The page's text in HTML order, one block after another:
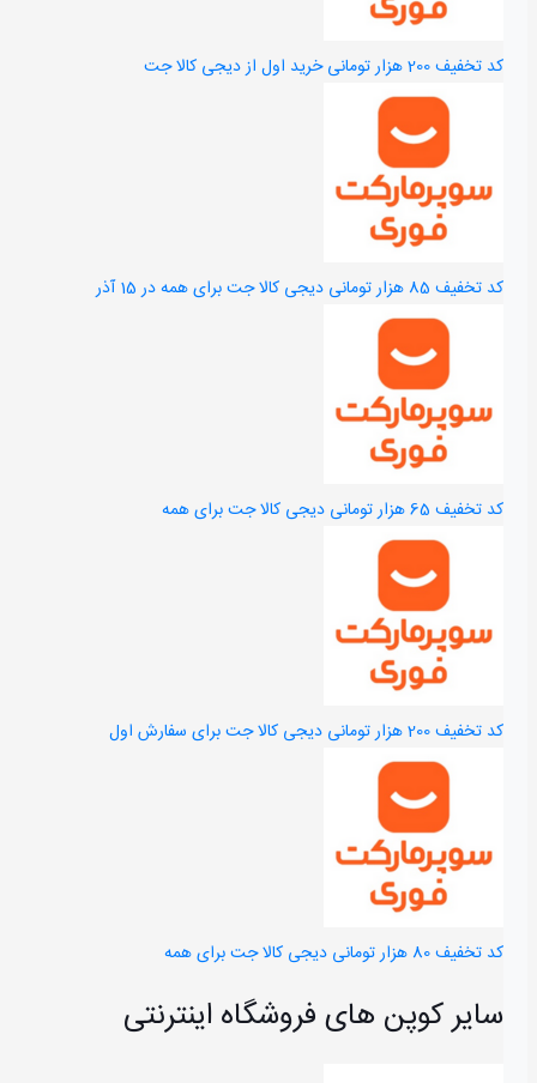
کد تخفیف 200 هزار تومانی خرید اول از دیجی کالا جت
کد تخفیف 85 هزار تومانی دیجی کالا جت برای همه در 15 آذر
کد تخفیف 65 هزار تومانی دیجی کالا جت برای همه
کد تخفیف 200 هزار تومانی دیجی کالا جت برای سفارش اول
کد تخفیف 80 هزار تومانی دیجی کالا جت برای همه
سایر کوپن های فروشگاه اینترنتی